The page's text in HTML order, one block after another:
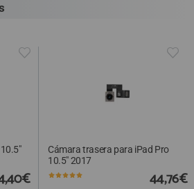
Cámara trasera para iPad Pro
10.5" 2017
44,76€